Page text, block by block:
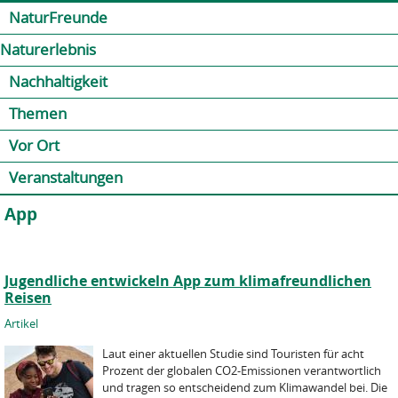
NaturFreunde
Naturerlebnis
Nachhaltigkeit
Themen
Vor Ort
Veranstaltungen
App
Jugendliche entwickeln App zum klimafreundlichen
Reisen
Artikel
Laut einer aktuellen Studie sind Touristen für acht
Prozent der globalen CO2-Emissionen verantwortlich
und tragen so entscheidend zum Klimawandel bei. Die